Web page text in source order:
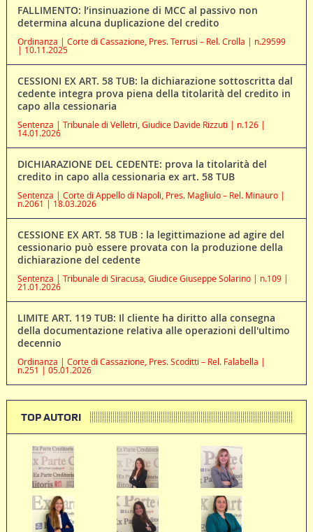
FALLIMENTO: l’insinuazione di MCC al passivo non
determina alcuna duplicazione del credito
Ordinanza | Corte di Cassazione, Pres. Terrusi – Rel. Crolla | n.29599
| 10.11.2025
CESSIONI EX ART. 58 TUB: la dichiarazione sottoscritta dal
cedente integra prova piena della titolarità del credito in
capo alla cessionaria
Sentenza | Tribunale di Velletri, Giudice Davide Rizzuti | n.126 |
14.01.2026
DICHIARAZIONE DEL CEDENTE: prova la titolarità del
credito in capo alla cessionaria ex art. 58 TUB
Sentenza | Corte di Appello di Napoli, Pres. Magliulo – Rel. Minauro |
n.2061 | 18.03.2026
CESSIONE EX ART. 58 TUB : la legittimazione ad agire del
cessionario può essere provata con la produzione della
dichiarazione del cedente
Sentenza | Tribunale di Siracusa, Giudice Giuseppe Solarino | n.109 |
21.01.2026
LIMITE ART. 119 TUB: Il cliente ha diritto alla consegna
della documentazione relativa alle operazioni dell'ultimo
decennio
Ordinanza | Corte di Cassazione, Pres. Scoditti – Rel. Falabella |
n.251 | 05.01.2026
TOP AUTORI